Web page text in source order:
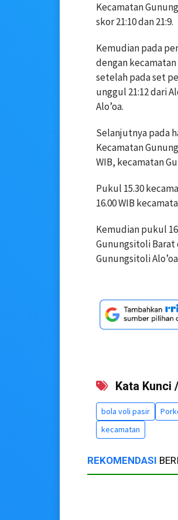
Kecamatan
skor 21:10 dan 21:9.
Kemudian pada
dengan
setelah pada set
unggul 21:12 dari
Alo’oa.
Selanjutnya pada
Kecamatan
WIB, kecamatan
Pukul 15.30
16.00 WIB
Kemudian pukul
Gunungsitoli Barat
Gunungsitoli
Kata Kunci
bola voli pasir
kecamatan
REKOMENDASI